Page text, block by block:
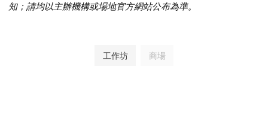
知；請均以主辦機構或場地官方網站公布為準。
工作坊 商場